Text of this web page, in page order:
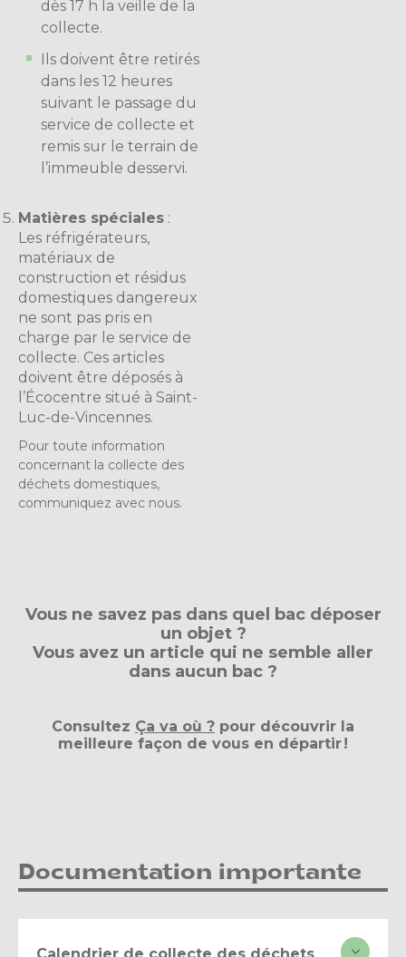
dès 17 h la veille de la
collecte.
Ils doivent être retirés
dans les 12 heures
suivant le passage du
service de collecte et
remis sur le terrain de
l’immeuble desservi.
Matières spéciales :
Les réfrigérateurs,
matériaux de
construction et résidus
domestiques dangereux
ne sont pas pris en
charge par le service de
collecte. Ces articles
doivent être déposés à
l’Écocentre situé à Saint-
Luc-de-Vincennes.
Pour toute information
concernant la collecte des
déchets domestiques,
communiquez avec nous.
Vous ne savez pas dans quel bac déposer
un objet ?
Vous avez un article qui ne semble aller
dans aucun bac ?
Consultez Ça va où ? pour découvrir la
meilleure façon de vous en départir !
Documentation importante